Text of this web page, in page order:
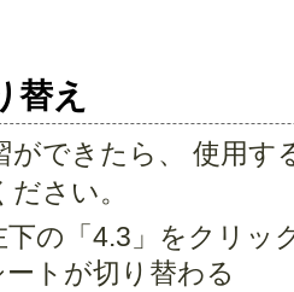
替え
ができたら、 使用す
さい。
の「4.3」をクリッ
トが切り替わる